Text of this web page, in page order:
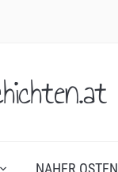
NAHER OSTEN